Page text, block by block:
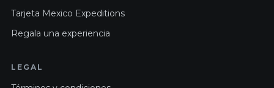
Tarjeta Mexico Expeditions
Regala una experiencia
LEGAL